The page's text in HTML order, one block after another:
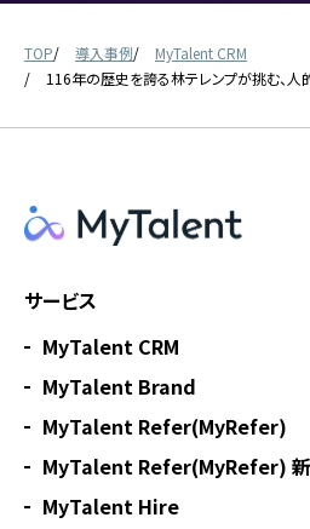
TOP 導入事例
MyTalent CRM
116年の歴史を誇る林テレンプが挑む、人
サービス
MyTalent CRM
MyTalent Brand
MyTalent Refer(MyRefer)
MyTalent Refer(MyRefer) 新
MyTalent Hire